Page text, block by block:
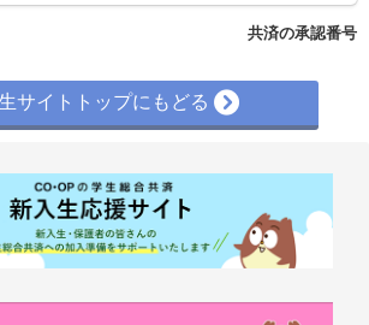
共済の承認番号
サイトトップにもどる